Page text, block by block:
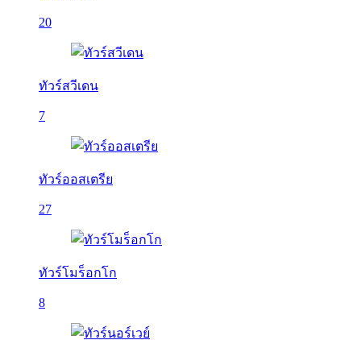
20
ทัวร์สวีเดน
7
ทัวร์ออสเตรีย
27
ทัวร์โมร็อกโก
8